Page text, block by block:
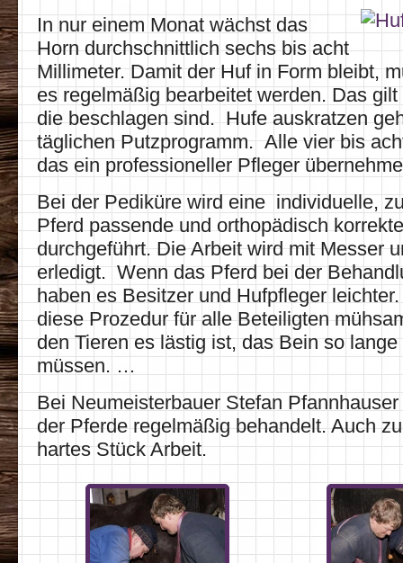
In nur einem Monat wächst das
Horn durchschnittlich sechs bis acht
Millimeter. Damit der Huf in Form bleibt,
es regelmäßig bearbeitet werden. Das
die beschlagen sind. Hufe auskratzen
täglichen Putzprogramm. Alle vier bis
das ein professioneller Pfleger
Bei der Pediküre wird eine individuelle,
Pferd passende und orthopädisch
durchgeführt. Die Arbeit wird mit Messer
erledigt. Wenn das Pferd bei der
haben es Besitzer und Hufpfleger
diese Prozedur für alle Beteiligten
den Tieren es lästig ist, das Bein so
müssen. …
Bei Neumeisterbauer Stefan
der Pferde regelmäßig behandelt. Auch
hartes Stück Arbeit.